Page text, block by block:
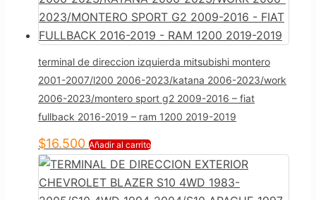
terminal de direccion izquierda mitsubishi montero
2001-2007/l200 2006-2023/katana 2006-2023/work
2006-2023/montero sport g2 2009-2016 – fiat
fullback 2016-2019 – ram 1200 2019-2019
$16.500 Añadir al carrito